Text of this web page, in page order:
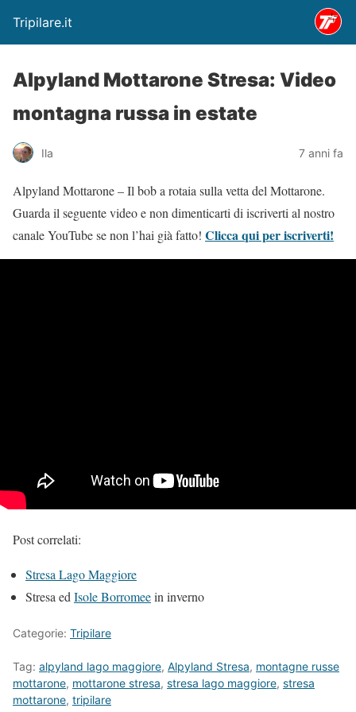
Tripilare.it
Alpyland Mottarone Stresa: Video
montagna russa in estate
Ila 7 anni fa
Alpyland Mottarone – Il bob a rotaia sulla vetta del Mottarone.
Guarda il seguente video e non dimenticarti di iscriverti al nostro
canale YouTube se non l’hai già fatto! Clicca qui per iscriverti!
Post correlati:
Stresa Lago Maggiore
Stresa ed Isole Borromeein inverno
Categorie: Tripilare
Tag: alpyland lago maggiore, Alpyland Stresa, montagne russe
mottarone, mottarone stresa, stresa lago maggiore, stresa
mottarone, tripilare